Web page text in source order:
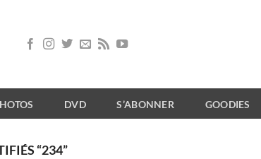
DVD S’ABONNER GOODIES
“234”